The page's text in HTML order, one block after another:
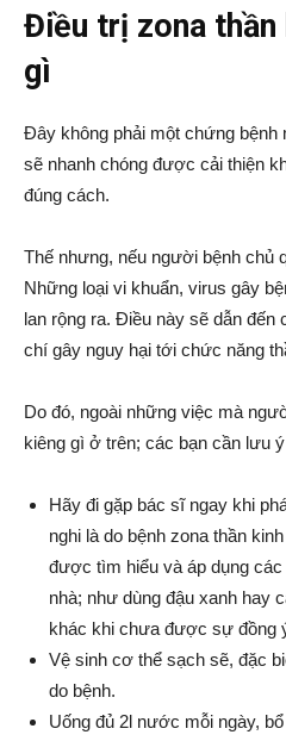
Điều trị zona thần
gì
Đây không phải một chứng bệnh
sẽ nhanh chóng được cải thiện
đúng cách.
Thế nhưng, nếu người bệnh chủ
Những loại vi khuẩn, virus gây
lan rộng ra. Điều này sẽ dẫn đến
chí gây nguy hại tới chức năng
Do đó, ngoài những việc mà
kiêng gì ở trên; các bạn cần lưu
Hãy đi gặp bác sĩ ngay khi
nghi là do bệnh zona thần
được tìm hiểu và áp dụng
nhà; như dùng đậu xanh hay
khác khi chưa được sự đồng
Vệ sinh cơ thể sạch sẽ, đặc
do bệnh.
Uống đủ 2l nước mỗi ngày,